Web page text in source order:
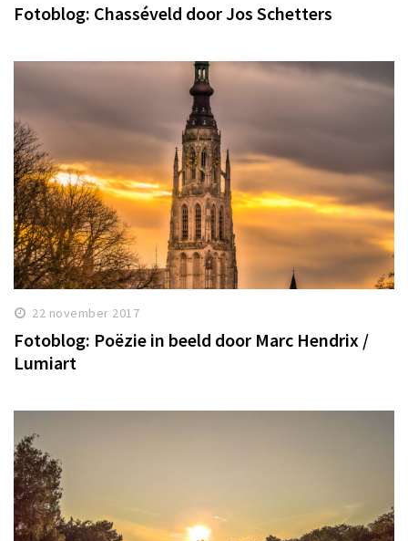
Fotoblog: Chasséveld door Jos Schetters
22 november 2017
Fotoblog: Poëzie in beeld door Marc Hendrix /
Lumiart